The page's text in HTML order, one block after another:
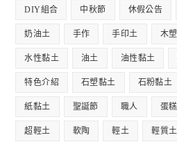
DIY組合 中秋節 休假公告
奶油土 手作 手印土 木
水性黏土 油土 油性黏土
特色介紹 石塑黏土 石粉黏土
紙黏土 聖誕節 職人 蛋糕
超輕土 軟陶 輕土 輕質土